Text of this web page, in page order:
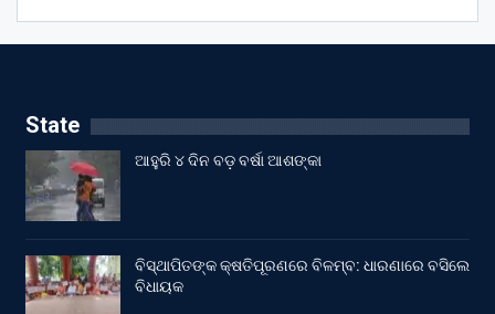
State
ଆହୁରି ୪ ଦିନ ବଡ଼ ବର୍ଷା ଆଶଙ୍କା
ବିସ୍ଥାପିତଙ୍କ କ୍ଷତିପୂରଣରେ ବିଳମ୍ବ: ଧାରଣାରେ ବସିଲେ
ବିଧାୟକ